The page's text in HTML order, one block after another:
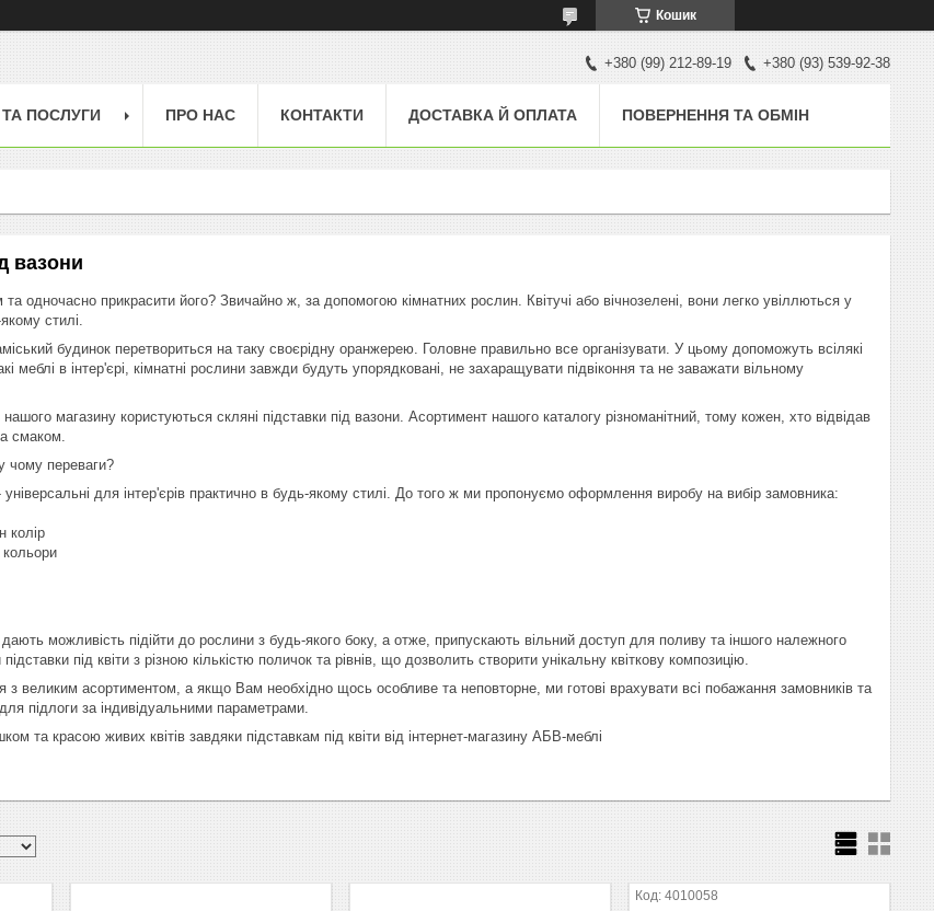
Кошик
+380 (99) 212-89-19 +380 (93) 539-92-38
ПОСЛУГИ ПРО НАС КОНТАКТИ ДОСТАВКА Й ОПЛАТА ПОВЕРНЕННЯ ТА ОБМІН
вазони
та одночасно прикрасити його? Звичайно ж, за допомогою кімнатних рослин. Квітучі або вічнозелені, вони легко увіллються у
стилі.
будинок перетвориться на таку своєрідну оранжерею. Головне правильно все організувати. У цьому допоможуть всілякі
меблі в інтер'єрі, кімнатні рослини завжди будуть упорядковані, не захаращувати підвіконня та не заважати вільному
нашого магазину користуються скляні підставки під вазони. Асортимент нашого каталогу різноманітний, тому кожен, хто відвідав
смаком.
чому переваги?
універсальні для інтер'єрів практично в будь-якому стилі. До того ж ми пропонуємо оформлення виробу на вибір замовника:
колір
дають можливість підійти до рослини з будь-якого боку, а отже, припускають вільний доступ для поливу та іншого належного
під квіти з різною кількістю поличок та рівнів, що дозволить створити унікальну квіткову композицію.
з великим асортиментом, а якщо Вам необхідно щось особливе та неповторне, ми готові врахувати всі побажання замовників та
підлоги за індивідуальними параметрами.
та красою живих квітів завдяки підставкам під квіти від інтернет-магазину АБВ-меблі
4010058